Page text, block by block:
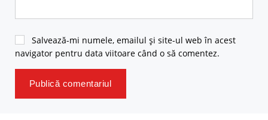
Salvează-mi numele, emailul și site-ul web în acest
navigator pentru data viitoare când o să comentez.